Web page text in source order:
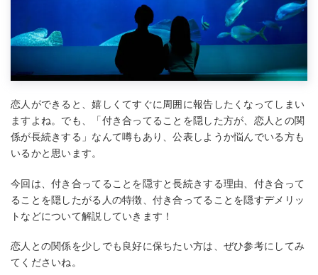
恋人ができると、嬉しくてすぐに周囲に報告したくなってしまい
ますよね。でも、「付き合ってることを隠した方が、恋人との関
係が長続きする」なんて噂もあり、公表しようか悩んでいる方も
いるかと思います。
今回は、付き合ってることを隠すと長続きする理由、付き合って
ることを隠したがる人の特徴、付き合ってることを隠すデメリッ
トなどについて解説していきます！
恋人との関係を少しでも良好に保ちたい方は、ぜひ参考にしてみ
てくださいね。